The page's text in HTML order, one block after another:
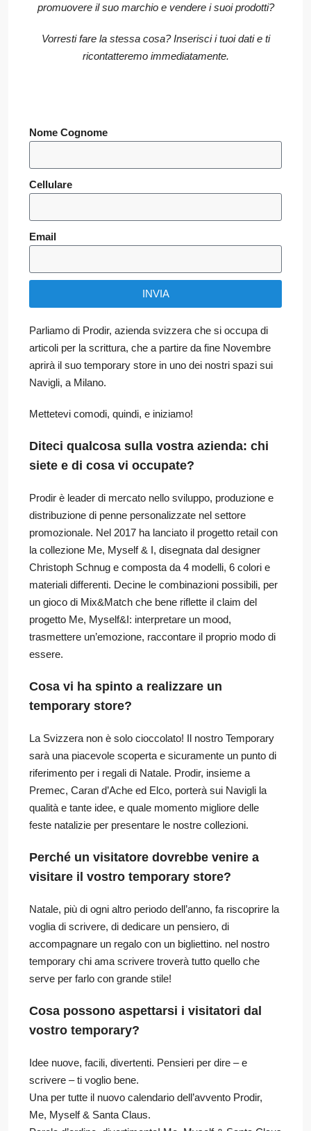
promuovere il suo marchio e vendere i suoi prodotti?
Vorresti fare la stessa cosa?Inserisci i tuoi dati e ti
ricontatteremo immediatamente.
Nome Cognome
Cellulare
Email
INVIA
Parliamo di Prodir, azienda svizzera che si occupa di
articoli per la scrittura, che a partire da fine Novembre
aprirà il suo temporary store in uno dei nostri spazi sui
Navigli, a Milano.
Mettetevi comodi, quindi, e iniziamo!
Diteci qualcosa sulla vostra azienda: chi
siete e di cosa vi occupate?
Prodir è leader di mercato nello sviluppo, produzione e
distribuzione di penne personalizzate nel settore
promozionale. Nel 2017 ha lanciato il progetto retail con
la collezione Me, Myself & I, disegnata dal designer
Christoph Schnug e composta da 4 modelli, 6 colori e
materiali differenti. Decine le combinazioni possibili, per
un gioco di Mix&Match che bene riflette il claim del
progetto Me, Myself&I: interpretare un mood,
trasmettere un’emozione, raccontare il proprio modo di
essere.
Cosa vi ha spinto a realizzare un
temporary store?
La Svizzera non è solo cioccolato! Il nostro Temporary
sarà una piacevole scoperta e sicuramente un punto di
riferimento per i regali di Natale. Prodir, insieme a
Premec, Caran d’Ache ed Elco, porterà sui Navigli la
qualità e tante idee, e quale momento migliore delle
feste natalizie per presentare le nostre collezioni.
Perché un visitatore dovrebbe venire a
visitare il vostro temporary store?
Natale, più di ogni altro periodo dell’anno, fa riscoprire la
voglia di scrivere, di dedicare un pensiero, di
accompagnare un regalo con un bigliettino. nel nostro
temporary chi ama scrivere troverà tutto quello che
serve per farlo con grande stile!
Cosa possono aspettarsi i visitatori dal
vostro temporary?
Idee nuove, facili, divertenti. Pensieri per dire – e
scrivere – ti voglio bene.
Una per tutte il nuovo calendario dell’avvento Prodir,
Me, Myself & Santa Claus.